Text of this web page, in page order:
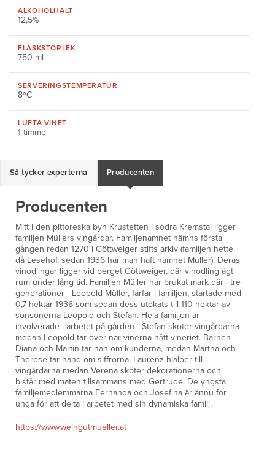
ALKOHOLHALT
12,5%
FLASKSTORLEK
750 ml
SERVERINGSTEMPERATUR
8ºC
LUFTA VINET
1 timme
Så tycker experterna Producenten
Producenten
Mitt i den pittoreska byn Krustetten i södra Kremstal ligger
familjen Müllers vingårdar. Familjenamnet nämns första
gången redan 1270 i Göttweiger stifts arkiv (familjen hette
då Lesehof, sedan 1936 har man haft namnet Müller). Deras
vinodlingar ligger vid berget Göttweiger, där vinodling ägt
rum under lång tid. Familjen Müller har brukat mark där i tre
generationer - Leopold Müller, farfar i familjen, startade med
0,7 hektar 1936 som sedan dess utökats till 110 hektar av
sönsönerna Leopold och Stefan. Hela familjen är
involverade i arbetet på gården - Stefan sköter vingårdarna
medan Leopold tar över när vinerna nått vineriet. Barnen
Diana och Martin tar han om kunderna, medan Martha och
Therese tar hand om siffrorna. Laurenz hjälper till i
vingårdarna medan Verena sköter dekorationerna och
bistår med maten tillsammans med Gertrude. De yngsta
familjemedlemmarna Fernanda och Josefina är ännu för
unga för att delta i arbetet med sin dynamiska familj.
https://www.weingutmueller.at